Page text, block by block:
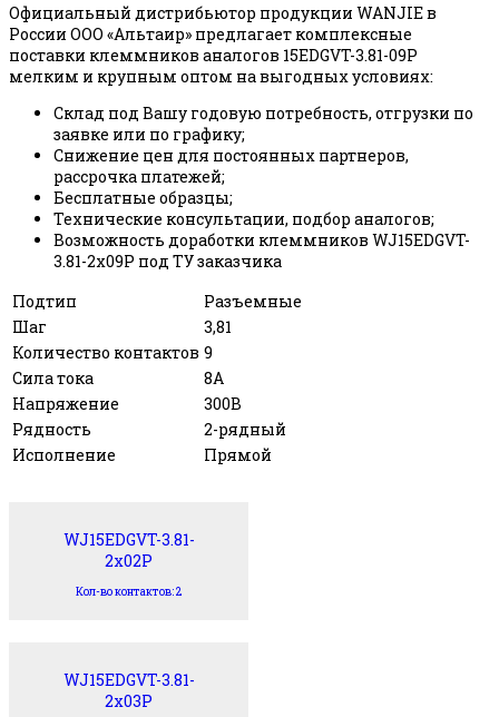
Официальный дистрибьютор продукции WANJIE в
России ООО «Альтаир» предлагает комплексные
поставки клеммников аналогов 15EDGVT-3.81-09P
мелким и крупным оптом на выгодных условиях:
Склад под Вашу годовую потребность, отгрузки по
заявке или по графику;
Снижение цен для постоянных партнеров,
рассрочка платежей;
Бесплатные образцы;
Технические консультации, подбор аналогов;
Возможность доработки клеммников WJ15EDGVT-
3.81-2x09P под ТУ заказчика
Подтип
Разъемные
Шаг
3,81
Количество контактов 9
Сила тока
8А
Напряжение
300В
Рядность
2-рядный
Исполнение
Прямой
WJ15EDGVT-3.81-
2x02P
Кол-во контактов: 2
WJ15EDGVT-3.81-
2x03P